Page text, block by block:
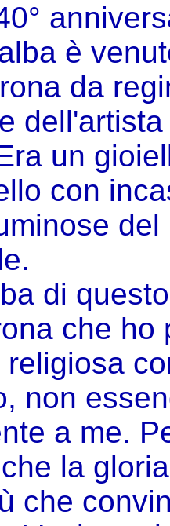
è
da
un
con
di
che
non
a me.
la
che